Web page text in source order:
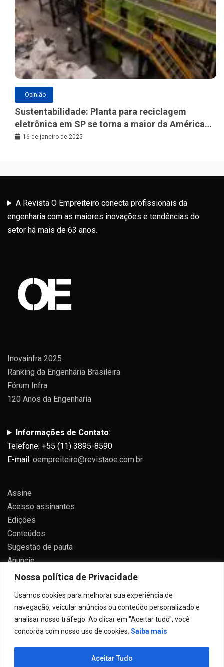
Nossa política de Privacidade
Usamos cookies para melhorar sua experiência de
navegação, veicular anúncios ou conteúdo personalizado e
analisar nosso tráfego. Ao clicar em "Aceitar tudo", você
concorda com nosso uso de cookies. Saiba mais
Aceitar Tudo
Opinião
Sustentabilidade: Planta para reciclagem
eletrônica em SP se torna a maior da América
Latina
16 de janeiro de 2025
A Revista O Empreiteiro conecta profissionais da
engenharia com as maiores inovações e tendências do
setor há mais de 63 anos.
Inovainfra 2025
Ranking da Engenharia Brasileira
Fórum Infra
120 Anos da Engenharia
Informações de Contato:
Telefone: +55 (11) 3895-8590
E-mail: oempreiteiro@revistaoe.com.br
Assine
Acesso assinantes
Edições
Conteúdos
Sugestão de pauta
Anuncie
Contato
Todos direitos reservados 2024.